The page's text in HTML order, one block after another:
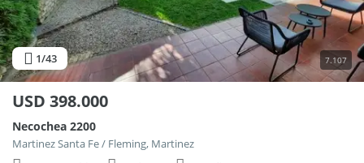
1/43 7.107
USD 398.000
Necochea 2200
Martinez Santa Fe / Fleming, Martinez